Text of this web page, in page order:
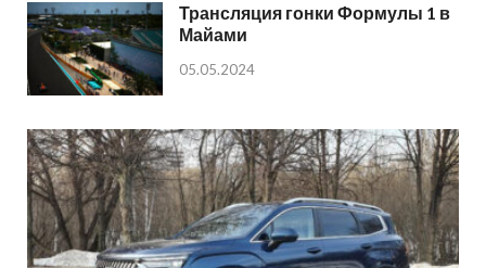
Трансляция гонки Формулы 1 в
Майами
05.05.2024